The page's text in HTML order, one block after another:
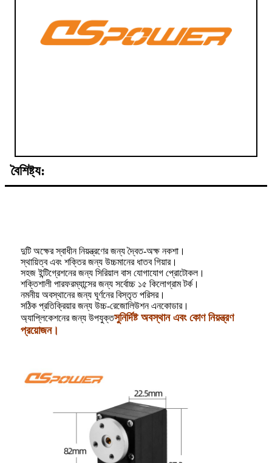
বৈশিষ্ট্য:
দুটি অক্ষের স্বাধীন নিয়ন্ত্রণের জন্য দ্বৈত-অক্ষ নকশা।
স্থায়িত্ব এবং শক্তির জন্য উচ্চমানের ধাতব গিয়ার।
সহজ ইন্টিগ্রেশনের জন্য সিরিয়াল বাস যোগাযোগ প্রোটোকল।
শক্তিশালী পারফরম্যান্সের জন্য সর্বোচ্চ ১৫ কিলোগ্রাম টর্ক।
নমনীয় অবস্থানের জন্য ঘূর্ণনের বিস্তৃত পরিসর।
সঠিক প্রতিক্রিয়ার জন্য উচ্চ-রেজোলিউশন এনকোডার।
অ্যাপ্লিকেশনের জন্য উপযুক্তসুনির্দিষ্ট অবস্থান এবং কোণ নিয়ন্ত্রণ
প্রয়োজন।